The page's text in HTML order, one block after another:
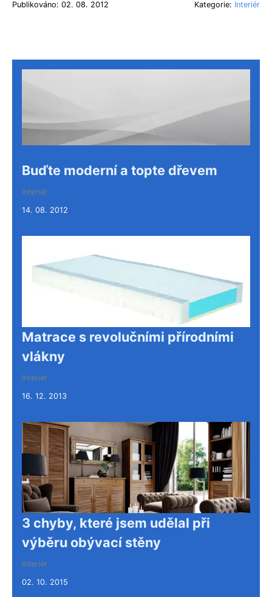
Publikováno: 02. 08. 2012 Kategorie: Interiér
Buďte moderní a topte dřevem
Interiér
14. 08. 2012
Matrace s revolučními přírodními
vlákny
Interiér
16. 12. 2013
3 chyby, které jsem udělal při
výběru obývací stěny
Interiér
02. 10. 2015